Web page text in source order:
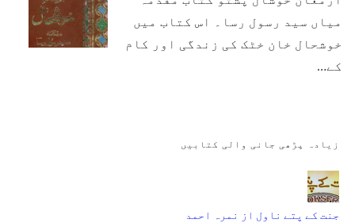
میاں سید رسول رسا۔ اس کتاب میں
خوشحال خان خٹک کی زندگی اور کام
کے…
زیادہ پڑھی جانی والی کتابیں
جنت کے پتے ناول از نمرہ احمد